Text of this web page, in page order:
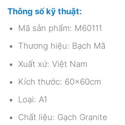
Thông số kỹ thuật:
Mã sản phẩm: M60111
Thương hiệu: Bạch Mã
Xuất xứ: Việt Nam
Kích thước: 60x60cm
Loại: A1
Chất liệu: Gạch Granite